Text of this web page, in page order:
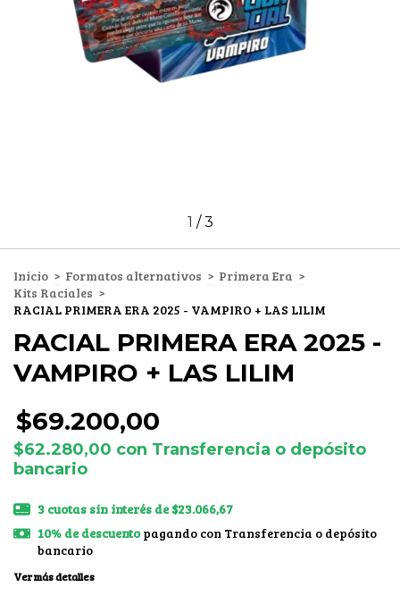
1 /3
Inicio > Formatos alternativos > Primera Era >
Kits Raciales >
RACIAL PRIMERA ERA 2025 - VAMPIRO + LAS LILIM
RACIAL PRIMERA ERA 2025 -
VAMPIRO + LAS LILIM
$69.200,00
$62.280,00 con Transferencia o depósito
bancario
3 cuotas sin interés de$23.066,67
10% de descuentopagando con Transferencia o depósito
bancario
Ver más detalles